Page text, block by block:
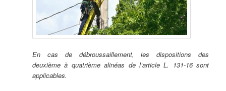
En cas de débroussaillement, les dispositions des
deuxième à quatrième alinéas de l’article L. 131-16 sont
applicables.